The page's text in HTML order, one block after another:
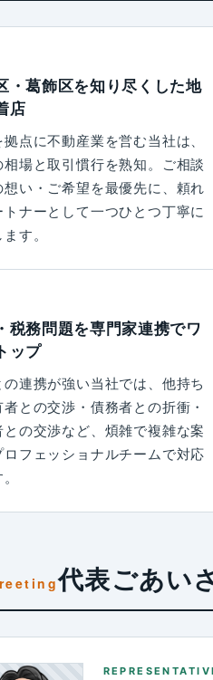
・葛飾区を知り尽くした地
店
点に不動産業を営む当社は、
相場と取引慣行を熟知。ご相談
想い・ご希望を最優先に、頼れ
トナーとして一つひとつ丁寧に
す。
税務問題を専門家連携でワ
ップ
の連携が強い当社では、他持ち
者との交渉・債務者との折衝・
との交渉など、煩雑で複雑な案
ロフェッショナルチームで対応
代表ごあい